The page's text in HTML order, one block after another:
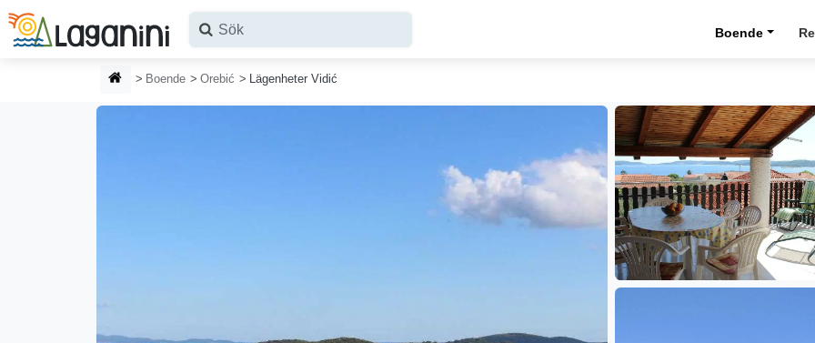
Hoppa till huvudinnehållet
Boende
HEMSIDA
Boende Orebić Lägenheter Vidić